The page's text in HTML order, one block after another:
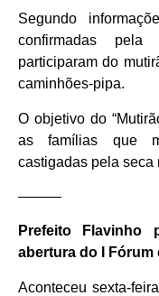
Segundo
confirmadas pela
participaram do
caminhões-pipa.
O objetivo do
as famílias que
castigadas pela seca
———
Prefeito Flavinho
abertura do I Fórum
Aconteceu sexta-